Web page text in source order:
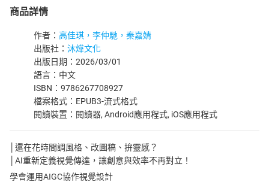
商品詳情
作者： 高佳琪，李仲馳，秦嘉婧
出版社： 沐燁文化
出版日期：2026/03/01
語言：中文
ISBN：9786267708927
檔案格式：EPUB3-流式格式
閱讀裝置：閱讀器, Android應用程式, iOS應用程式
│還在花時間調風格、改圖稿、拚靈感？
│AI重新定義視覺傳達，讓創意與效率不再對立！
學會運用AIGC協作視覺設計